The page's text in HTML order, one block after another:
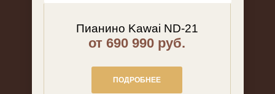
Пианино Kawai ND-21
от 690 990 руб.
ПОДРОБНЕЕ